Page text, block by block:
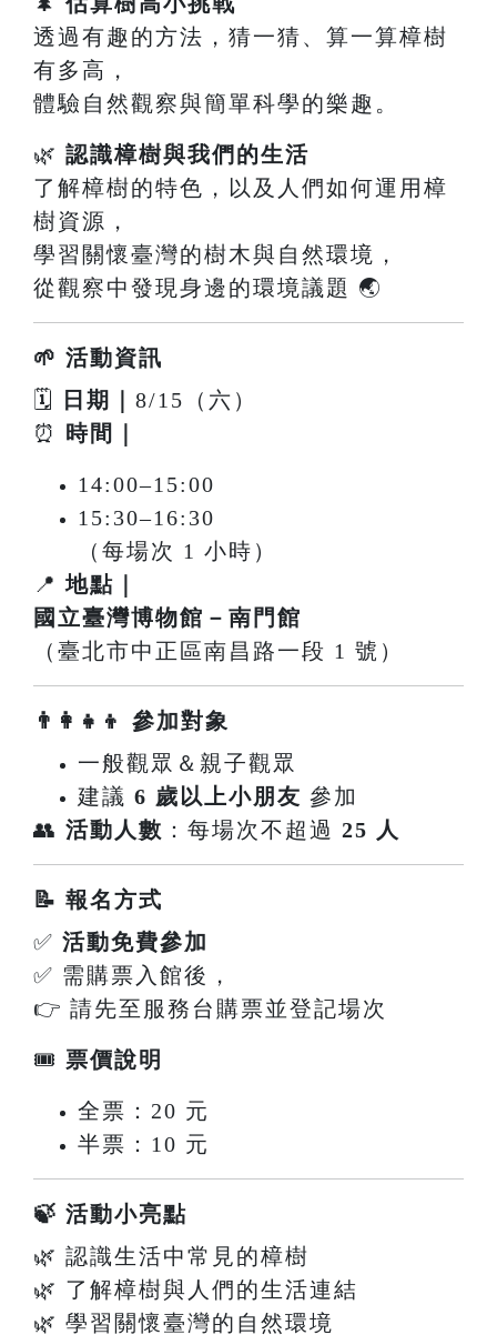
透過有趣的方法，猜一猜、算一算樟樹
有多高，
體驗自然觀察與簡單科學的樂趣。
🌿 認識樟樹與我們的生活
了解樟樹的特色，以及人們如何運用樟
樹資源，
學習關懷臺灣的樹木與自然環境，
從觀察中發現身邊的環境議題 🌏
🌱 活動資訊
🗓
日期｜ 8/15（六）
⏰
時間｜
14:00–15:00
15:30–16:30
（每場次 1 小時）
📍地點｜
國立臺灣博物館－南門館
（臺北市中正區南昌路一段 1 號）
👨‍👩‍👧‍👦 參加對象
一般觀眾＆親子觀眾
建議 6 歲以上小朋友 參加
👥 活動人數 ：每場次不超過 25 人
📝 報名方式
✅ 活動免費參加
✅ 需購票入館後，
👉 請先至服務台購票並登記場次
🎟 票價說明
全票：20 元
半票：10 元
🍃 活動小亮點
🌿 認識生活中常見的樟樹
🌿 了解樟樹與人們的生活連結
🌿 學習關懷臺灣的自然環境